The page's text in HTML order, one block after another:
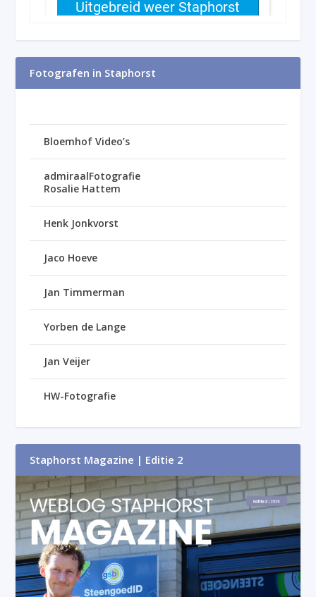
Fotografen in Staphorst
Bloemhof Video’s
admiraalFotografie
Rosalie Hattem
Henk Jonkvorst
Jaco Hoeve
Jan Timmerman
Yorben de Lange
Jan Veijer
HW-Fotografie
Staphorst Magazine | Editie 2